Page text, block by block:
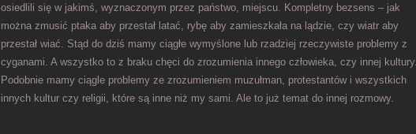
osiedlili się w jakimś, wyznaczonym przez państwo, miejscu. Kompletny bezsens – jak
można zmusić ptaka aby przestał latać, rybę aby zamieszkała na lądzie, czy wiatr aby
przestał wiać. Stąd do dziś mamy ciągłe wymyślone lub rzadziej rzeczywiste problemy z
cyganami. A wszystko to z braku chęci do zrozumienia innego człowieka, czy innej
Podobnie mamy ciągle problemy ze zrozumieniem muzułman, protestantów i wszystkich
innych kultur czy religii, które są inne niż my sami. Ale to już temat do innej rozmowy.